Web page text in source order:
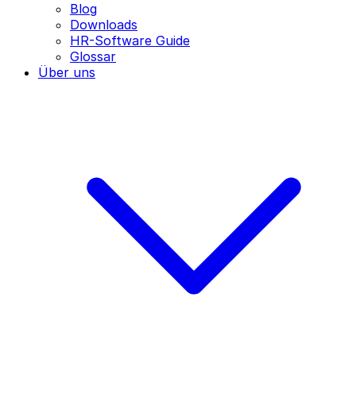
Blog
Downloads
HR-Software Guide
Glossar
Über uns